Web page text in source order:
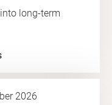
long-term
2026